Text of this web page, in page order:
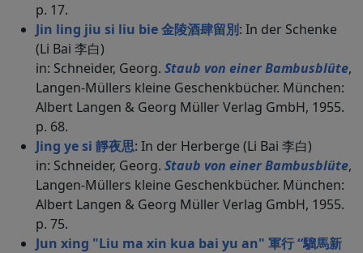
p. 17.
Jin ling jiu si liu bie 金陵酒肆留別: In der Schenke
(Li Bai 李白)
in: Schneider, Georg. Staub von einer Bambusblüte,
Langen-Müllers kleine Geschenkbücher. München:
Albert Langen & Georg Müller Verlag GmbH, 1955.
p. 68.
Jing ye si 靜夜思: In der Herberge (Li Bai 李白)
in: Schneider, Georg. Staub von einer Bambusblüte,
Langen-Müllers kleine Geschenkbücher. München:
Albert Langen & Georg Müller Verlag GmbH, 1955.
p. 75.
Jun xing "Liu ma xin kua bai yu an" 軍行 “騮馬新